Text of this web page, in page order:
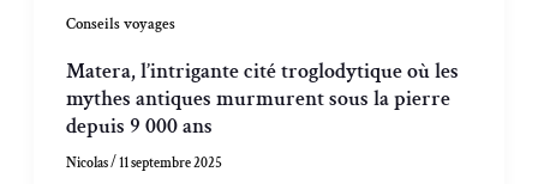
Conseils voyages
Matera, l’intrigante cité troglodytique où les
mythes antiques murmurent sous la pierre
depuis 9 000 ans
Nicolas/11 septembre 2025